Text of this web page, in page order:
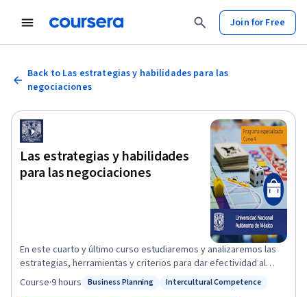
Join for Free
Back to Las estrategias y habilidades para las
negociaciones
Las estrategias y habilidades
para las negociaciones
En este cuarto y último curso estudiaremos y analizaremos las
estrategias, herramientas y criterios para dar efectividad al
proceso de las negociaciones. También se propondrá el empleo
Status: Business Planning
Business Planning
Status: Intercultural Competence
Intercultural Competence
Course·9 hours